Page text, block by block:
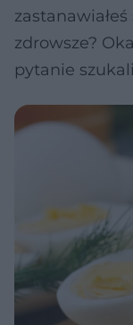
zdrowsze?
pytanie